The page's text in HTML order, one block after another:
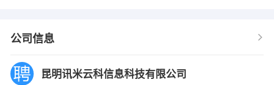
公司信息
昆明讯米云科信息科技有限公司